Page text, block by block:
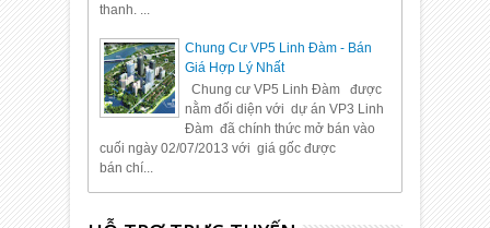
thanh. ...
Chung Cư VP5 Linh Đàm - Bán
Giá Hợp Lý Nhất
Chung cư VP5 Linh Đàm được
nằm đối diện với dự án VP3 Linh
Đàm đã chính thức mở bán vào
cuối ngày 02/07/2013 với giá gốc được
bán chí...